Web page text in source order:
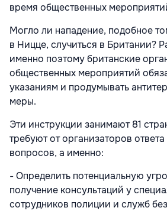
время общественных
Могло ли нападение, подобное
в Ницце, случиться в Британии?
именно поэтому британские
общественных мероприятий
указаниям и продумывать
меры.
Эти инструкции занимают 81
требуют от организаторов
вопросов, а именно:
- Определить потенциальную
получение консультаций у
сотрудников полиции и служб